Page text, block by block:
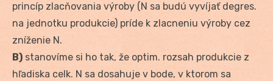
princíp zlacňovania výroby (N sa budú vyvíjať degres.
na jednotku produkcie) príde k zlacneniu výroby cez
zníženie N.
B) stanovíme si ho tak, že optim. rozsah produkcie z
hľadiska celk. N sa dosahuje v bode, v ktorom sa